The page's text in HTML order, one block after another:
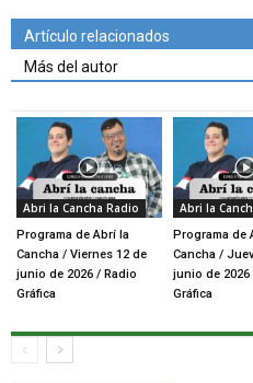
Artículo relacionados
Más del autor
Abri la Cancha Radio
Programa de Abrí la
Cancha / Viernes 12 de
junio de 2026 / Radio
Gráfica
Abri la
Programa de
Cancha /
junio de 2026
Gráfica